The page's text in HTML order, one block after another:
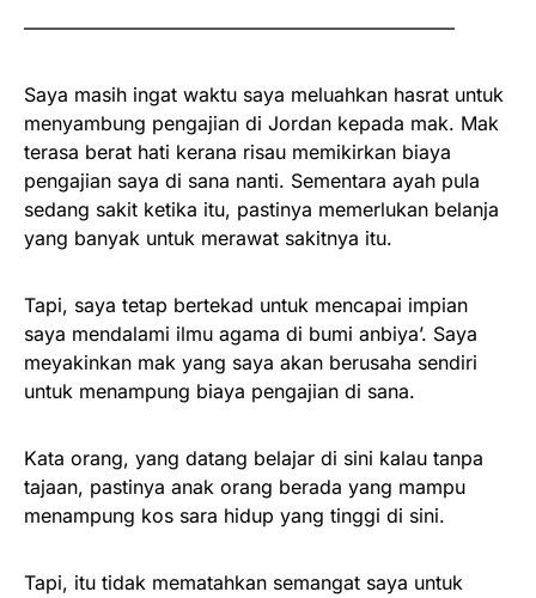
——————————————————————–
Saya masih ingat waktu saya meluahkan hasrat untuk
menyambung pengajian di Jordan kepada mak. Mak
terasa berat hati kerana risau memikirkan biaya
pengajian saya di sana nanti. Sementara ayah pula
sedang sakit ketika itu, pastinya memerlukan belanja
yang banyak untuk merawat sakitnya itu.
Tapi, saya tetap bertekad untuk mencapai impian
saya mendalami ilmu agama di bumi anbiya’. Saya
meyakinkan mak yang saya akan berusaha sendiri
untuk menampung biaya pengajian di sana.
Kata orang, yang datang belajar di sini kalau tanpa
tajaan, pastinya anak orang berada yang mampu
menampung kos sara hidup yang tinggi di sini.
Tapi, itu tidak mematahkan semangat saya untuk